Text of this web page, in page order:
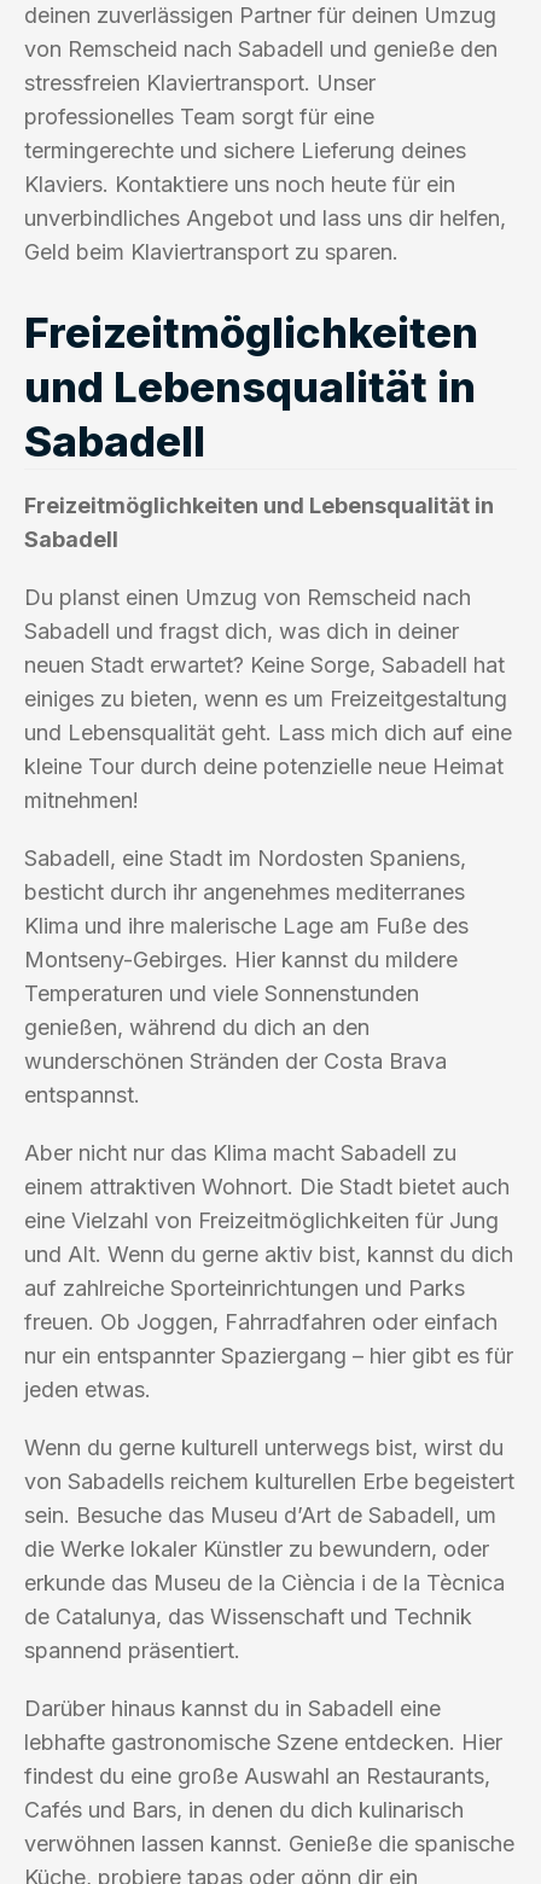
deinen zuverlässigen Partner für deinen Umzug
von Remscheid nach Sabadell und genieße den
stressfreien Klaviertransport. Unser
professionelles Team sorgt für eine
termingerechte und sichere Lieferung deines
Klaviers. Kontaktiere uns noch heute für ein
unverbindliches Angebot und lass uns dir helfen,
Geld beim Klaviertransport zu sparen.
Freizeitmöglichkeiten
und Lebensqualität in
Sabadell
Freizeitmöglichkeiten und Lebensqualität in
Sabadell
Du planst einen Umzug von Remscheid nach
Sabadell und fragst dich, was dich in deiner
neuen Stadt erwartet? Keine Sorge, Sabadell hat
einiges zu bieten, wenn es um Freizeitgestaltung
und Lebensqualität geht. Lass mich dich auf eine
kleine Tour durch deine potenzielle neue Heimat
mitnehmen!
Sabadell, eine Stadt im Nordosten Spaniens,
besticht durch ihr angenehmes mediterranes
Klima und ihre malerische Lage am Fuße des
Montseny-Gebirges. Hier kannst du mildere
Temperaturen und viele Sonnenstunden
genießen, während du dich an den
wunderschönen Stränden der Costa Brava
entspannst.
Aber nicht nur das Klima macht Sabadell zu
einem attraktiven Wohnort. Die Stadt bietet auch
eine Vielzahl von Freizeitmöglichkeiten für Jung
und Alt. Wenn du gerne aktiv bist, kannst du dich
auf zahlreiche Sporteinrichtungen und Parks
freuen. Ob Joggen, Fahrradfahren oder einfach
nur ein entspannter Spaziergang – hier gibt es für
jeden etwas.
Wenn du gerne kulturell unterwegs bist, wirst du
von Sabadells reichem kulturellen Erbe begeistert
sein. Besuche das Museu d’Art de Sabadell, um
die Werke lokaler Künstler zu bewundern, oder
erkunde das Museu de la Ciència i de la Tècnica
de Catalunya, das Wissenschaft und Technik
spannend präsentiert.
Darüber hinaus kannst du in Sabadell eine
lebhafte gastronomische Szene entdecken. Hier
findest du eine große Auswahl an Restaurants,
Cafés und Bars, in denen du dich kulinarisch
verwöhnen lassen kannst. Genieße die spanische
Küche, probiere tapas oder gönn dir ein